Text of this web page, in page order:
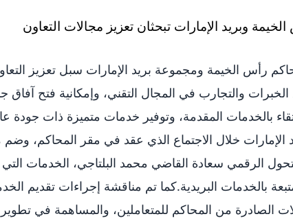
رأس الخيمة ومجموعة بريد الإمارات سبل تعزيز
الخبرات والتجارب في المجال التقني، وإمكانية فتح
بالخدمات المقدمة، وتوفير خدمات متميزة ذات جودة
خلال الاجتماع الذي عقد في مقر المحاكم،
الرقمي سعادة القاضي محمد البلتاجي، الخدمات التي
بالخدمات البريدية.كما تم مناقشة إجراءات تقديم
الصادرة من المحاكم للمتعاملين، والمساهمة في تطوير